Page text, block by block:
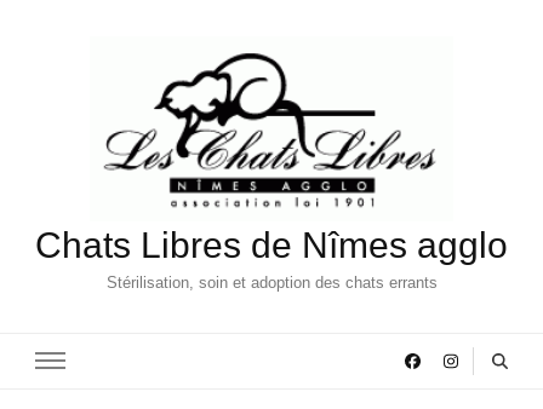
Chats Libres de Nîmes agglo
Stérilisation, soin et adoption des chats errants